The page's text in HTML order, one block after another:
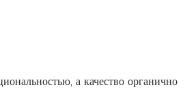
а качество органично